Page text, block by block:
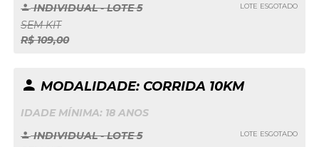
INDIVIDUAL - LOTE 5
LOTE ESGOTADO
SEM KIT
R$ 109,00
MODALIDADE: CORRIDA 10KM
IDADE MÍNIMA: 18 ANOS
INDIVIDUAL - LOTE 5
LOTE ESGOTADO